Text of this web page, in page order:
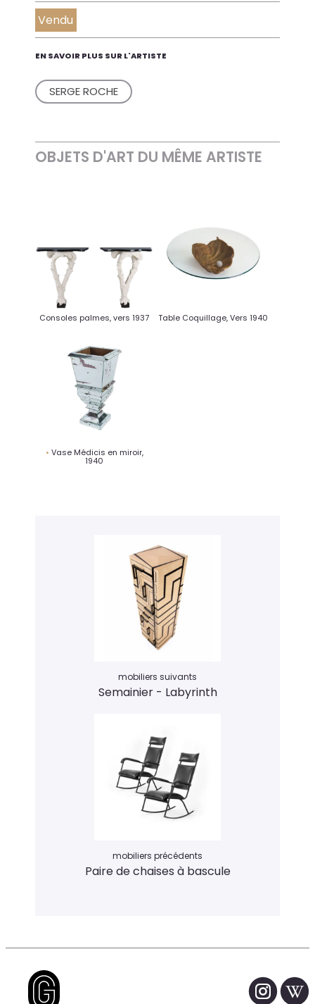
Vendu
EN SAVOIR PLUS SUR L'ARTISTE
SERGE ROCHE
OBJETS D'ART DU MÊME ARTISTE
Consoles palmes, vers 1937 Table Coquillage, Vers 1940
Vase Médicis en miroir,
1940
mobiliers précédents
Paire de chaises à bascule
mobiliers suivants
Semainier - Labyrinth